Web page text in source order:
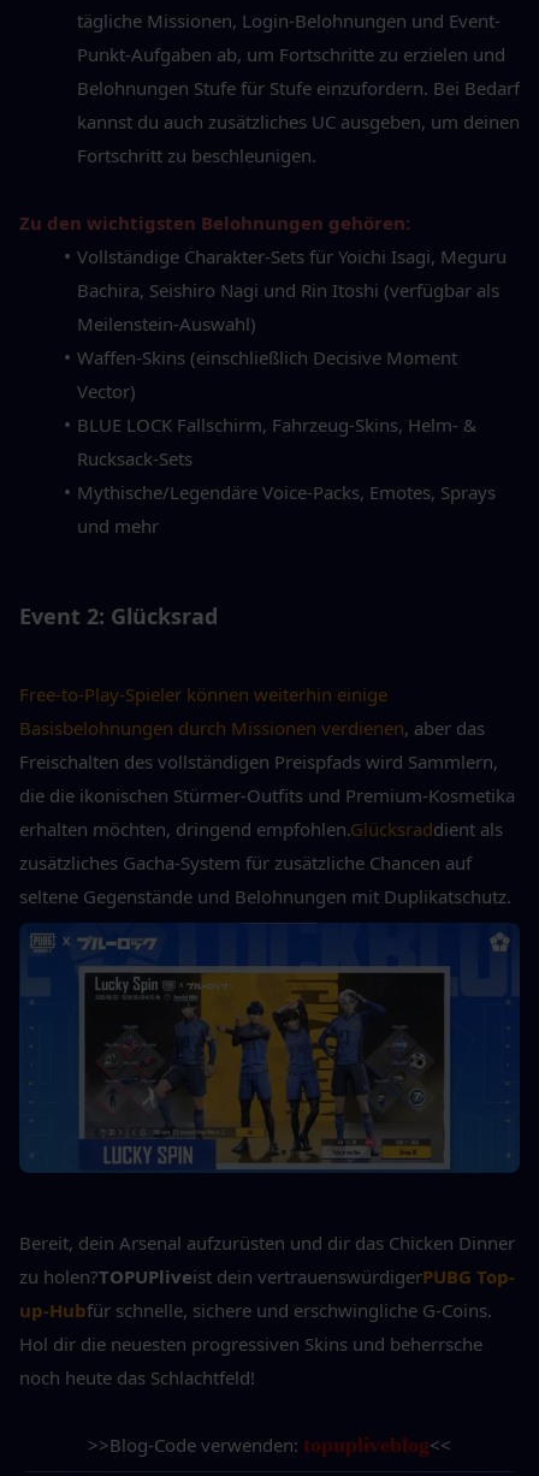
tägliche Missionen, Login-Belohnungen und Event-
Punkt-Aufgaben ab, um Fortschritte zu erzielen und
Belohnungen Stufe für Stufe einzufordern. Bei Bedarf
kannst du auch zusätzliches UC ausgeben, um deinen
Fortschritt zu beschleunigen.
Zu den wichtigsten Belohnungen gehören:
Vollständige Charakter-Sets für Yoichi Isagi, Meguru
Bachira, Seishiro Nagi und Rin Itoshi (verfügbar als
Meilenstein-Auswahl)
Waffen-Skins (einschließlich Decisive Moment
Vector)
BLUE LOCK Fallschirm, Fahrzeug-Skins, Helm- &
Rucksack-Sets
Mythische/Legendäre Voice-Packs, Emotes, Sprays
und mehr
Event 2: Glücksrad
Free-to-Play-Spieler können weiterhin einige
Basisbelohnungen durch Missionen verdienen, aber das
Freischalten des vollständigen Preispfads wird Sammlern,
die die ikonischen Stürmer-Outfits und Premium-Kosmetika
erhalten möchten, dringend empfohlen.Glücksraddient als
zusätzliches Gacha-System für zusätzliche Chancen auf
seltene Gegenstände und Belohnungen mit Duplikatschutz.
Bereit, dein Arsenal aufzurüsten und dir das Chicken Dinner
zu holen?TOPUPliveist dein vertrauenswürdigerPUBG Top-
up-Hubfür schnelle, sichere und erschwingliche G-Coins.
Hol dir die neuesten progressiven Skins und beherrsche
noch heute das Schlachtfeld!
>>Blog-Code verwenden: topupliveblog<<